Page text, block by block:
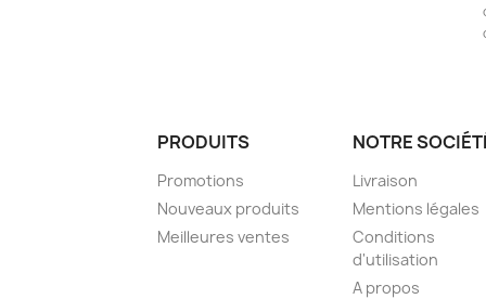
PRODUITS
Promotions
Nouveaux produits
Meilleures ventes
NOTRE
Livraison
Mentions légales
Conditions
d'utilisation
A propos